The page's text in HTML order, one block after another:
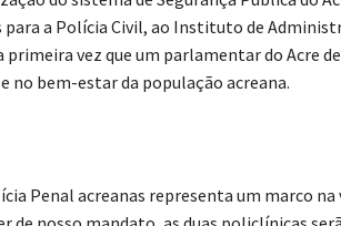
para a Polícia Civil, ao Instituto de
vez que um parlamentar do Acre
no bem-estar da população acreana.
Penal acreanas representa um marco